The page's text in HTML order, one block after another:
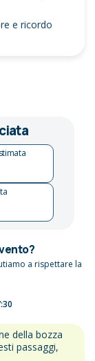
e ricordo
a rispettare la
della bozza
passaggi,